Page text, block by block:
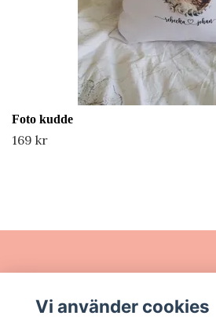
Foto kudde
169 kr
Vi använder cookies